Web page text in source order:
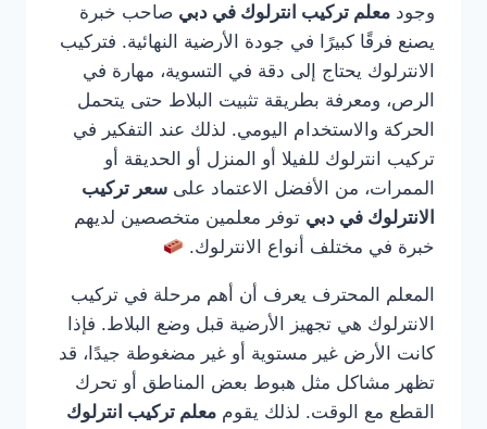
وجود معلم تركيب انترلوك في دبي صاحب خبرة
يصنع فرقًا كبيرًا في جودة الأرضية النهائية. فتركيب
الانترلوك يحتاج إلى دقة في التسوية، مهارة في
الرص، ومعرفة بطريقة تثبيت البلاط حتى يتحمل
الحركة والاستخدام اليومي. لذلك عند التفكير في
تركيب انترلوك للفيلا أو المنزل أو الحديقة أو
الممرات، من الأفضل الاعتماد على سعر تركيب
الانترلوك في دبي توفر معلمين متخصصين لديهم
خبرة في مختلف أنواع الانترلوك.
المعلم المحترف يعرف أن أهم مرحلة في تركيب
الانترلوك هي تجهيز الأرضية قبل وضع البلاط. فإذا
كانت الأرض غير مستوية أو غير مضغوطة جيدًا، قد
تظهر مشاكل مثل هبوط بعض المناطق أو تحرك
القطع مع الوقت. لذلك يقوم معلم تركيب انترلوك